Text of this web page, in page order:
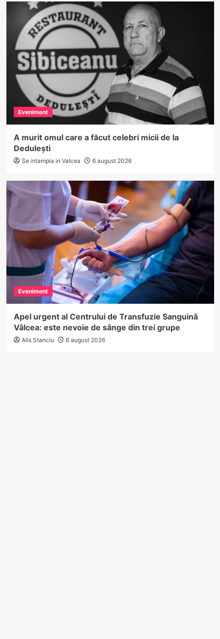
Eveniment
A murit omul care a făcut celebri micii de la
Dedulești
Se intampla in Valcea 6 august 2026
Eveniment
Apel urgent al Centrului de Transfuzie Sanguină
Vâlcea: este nevoie de sânge din trei grupe
Alis Stanciu 6 august 2026